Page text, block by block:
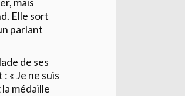
Elle sort
parlant
de ses
« Je ne suis
médaille